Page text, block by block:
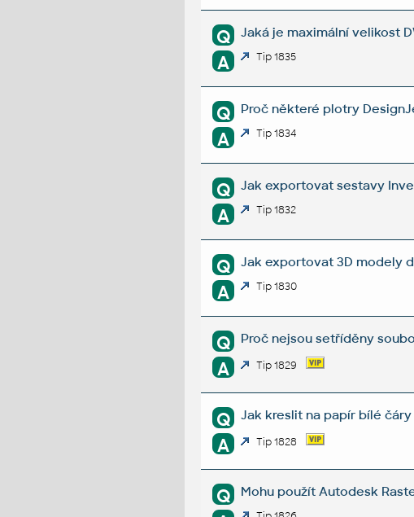
Q Jaká je maximální velikost
A Tip 1835
Q Proč některé plotry
A Tip 1834
Q Jak exportovat sestavy
A Tip 1832
Q Jak exportovat 3D modely
A Tip 1830
Q Proč nejsou setříděny
A Tip 1829
Q Jak kreslit na papír bílé
A Tip 1828
Q Mohu použít Autodesk